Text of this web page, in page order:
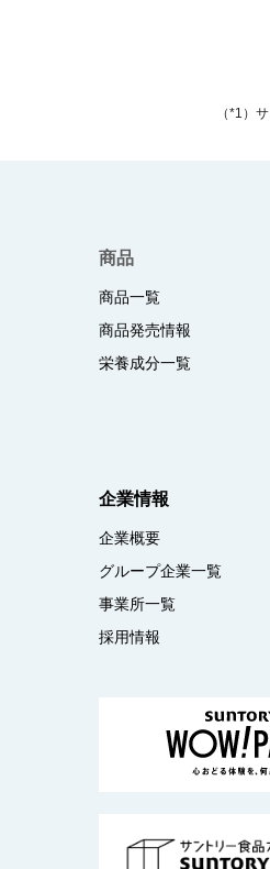
（*1）
商品
商品一覧
商品発売情報
栄養成分一覧
企業情報
企業概要
グループ企業一覧
事業所一覧
採用情報